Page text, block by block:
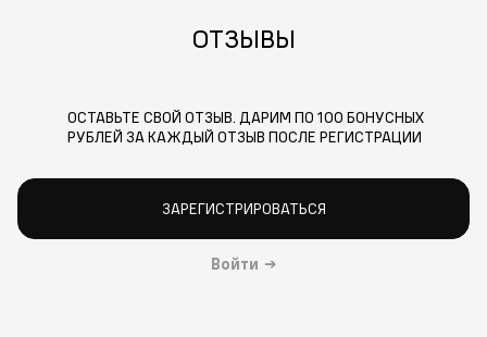
ОТЗЫВЫ
ОСТАВЬТЕ СВОЙ ОТЗЫВ. ДАРИМ ПО 100 БОНУСНЫХ
РУБЛЕЙ ЗА КАЖДЫЙ ОТЗЫВ ПОСЛЕ РЕГИСТРАЦИИ
ЗАРЕГИСТРИРОВАТЬСЯ
Войти →